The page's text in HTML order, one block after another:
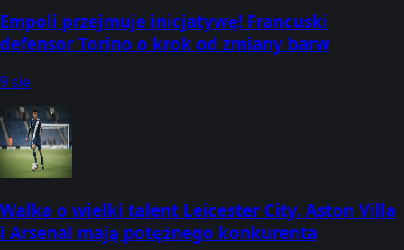
Empoli przejmuje inicjatywę! Francuski
defensor Torino o krok od zmiany barw
9 sie
Walka o wielki talent Leicester City. Aston Villa
i Arsenal mają potężnego konkurenta